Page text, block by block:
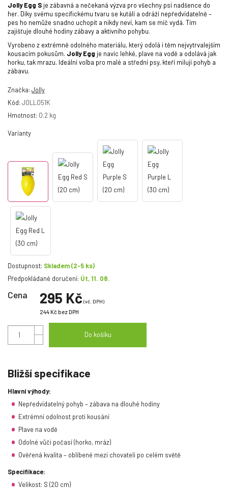
Jolly Egg S je zábavná a nečekaná výzva pro všechny psí nadšence do
her. Díky svému specifickému tvaru se kutálí a odráží nepředvídatelně –
pes ho nemůže snadno uchopit a nikdy neví, kam se míč vydá. Tím
zajišťuje dlouhé hodiny zábavy a aktivního pohybu.
Vyrobeno z extrémně odolného materiálu, který odolá i těm nejvytrvalejším
kousacím pokusům. Jolly Egg je navíc lehké, plave na vodě a odolává jak
horku, tak mrazu. Ideální volba pro malé a střední psy, kteří milují pohyb a
zábavu.
Značka: Jolly
Kód: JOLL051K
Hmotnost: 0.2 kg
Varianty
Dostupnost: Skladem(2-5 ks)
Předpokládané doručení: Út, 11. 08.
Cena 295 Kč(vč. DPH)
244 Kčbez DPH
Do košíku
Bližší specifikace
Hlavní výhody:
Nepředvídatelný pohyb – zábava na dlouhé hodiny
Extrémní odolnost proti kousání
Plave na vodě
Odolné vůči počasí (horko, mráz)
Ověřená kvalita – oblíbené mezi chovateli po celém světě
Specifikace:
Velikost: S (20 cm)